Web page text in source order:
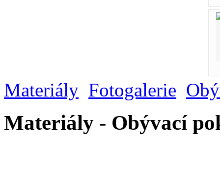
Materiály Fotogalerie
Materiály - Obývací